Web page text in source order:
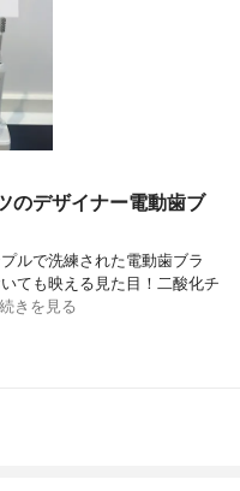
のデザイナー電動歯ブ
ルで洗練された電動歯ブラ
ても映える見た目！二酸化チ
続きを見る